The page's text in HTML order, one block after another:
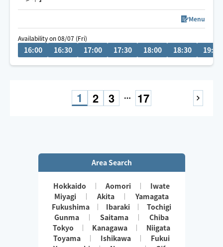
｢深く重たい圧｣から｢ゆったりリラックス｣まで、しっか
ヘッドスパの施術も可能です。ご相談ください😊
お客様より｢やっと出会えた｣と言っていただける施術を
ぜひ体感ください。
Menu
Availability on 08/07 (Fri)
16:00 16:30 17:00 17:30 18:00 18:30 19:00
1 2 3 17
Area Search
Hokkaido Aomori
Iwate
Miyagi
Akita
Yamagata
Fukushima
Ibaraki
Tochigi
Gunma
Saitama
Chiba
Tokyo
Kanagawa
Niigata
Toyama
Ishikawa
Fukui